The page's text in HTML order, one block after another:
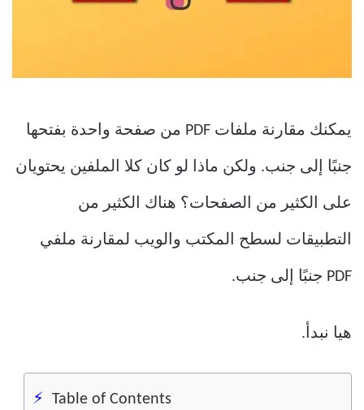
يمكنك مقارنة ملفات PDF من صفحة واحدة بفتحها
جنبًا إلى جنب. ولكن ماذا لو كان كلا الملفين يحتويان
على الكثير من الصفحات؟ هناك الكثير من
التطبيقات لسطح المكتب والويب لمقارنة ملفي
PDF جنبًا إلى جنب.
هيا نبدأ.
Table of Contents